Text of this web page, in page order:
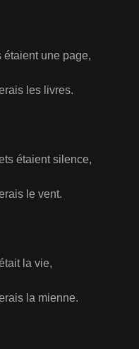
étaient une page,
les livres.
étaient silence,
le vent.
la vie,
la mienne.